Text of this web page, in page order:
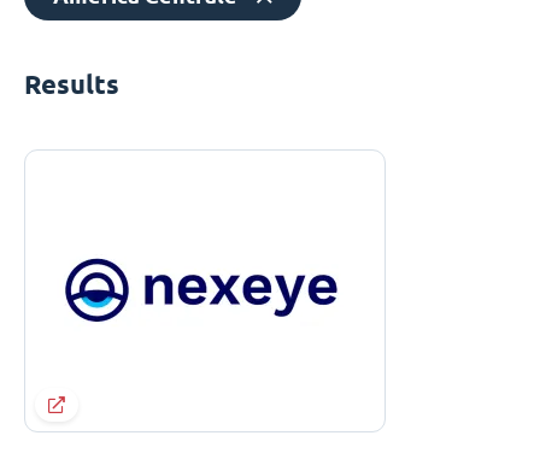
Results